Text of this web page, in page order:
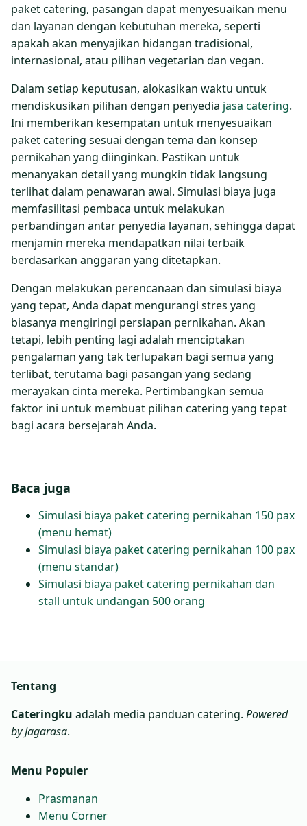
paket catering, pasangan dapat menyesuaikan menu
dan layanan dengan kebutuhan mereka, seperti
apakah akan menyajikan hidangan tradisional,
internasional, atau pilihan vegetarian dan vegan.
Dalam setiap keputusan, alokasikan waktu untuk
mendiskusikan pilihan dengan penyedia jasa catering.
Ini memberikan kesempatan untuk menyesuaikan
paket catering sesuai dengan tema dan konsep
pernikahan yang diinginkan. Pastikan untuk
menanyakan detail yang mungkin tidak langsung
terlihat dalam penawaran awal. Simulasi biaya juga
memfasilitasi pembaca untuk melakukan
perbandingan antar penyedia layanan, sehingga dapat
menjamin mereka mendapatkan nilai terbaik
berdasarkan anggaran yang ditetapkan.
Dengan melakukan perencanaan dan simulasi biaya
yang tepat, Anda dapat mengurangi stres yang
biasanya mengiringi persiapan pernikahan. Akan
tetapi, lebih penting lagi adalah menciptakan
pengalaman yang tak terlupakan bagi semua yang
terlibat, terutama bagi pasangan yang sedang
merayakan cinta mereka. Pertimbangkan semua
faktor ini untuk membuat pilihan catering yang tepat
bagi acara bersejarah Anda.
Baca juga
Simulasi biaya paket catering pernikahan 150 pax
(menu hemat)
Simulasi biaya paket catering pernikahan 100 pax
(menu standar)
Simulasi biaya paket catering pernikahan dan
stall untuk undangan 500 orang
Tentang
Cateringku adalah media panduan catering. Powered
by Jagarasa.
Menu Populer
Prasmanan
Menu Corner